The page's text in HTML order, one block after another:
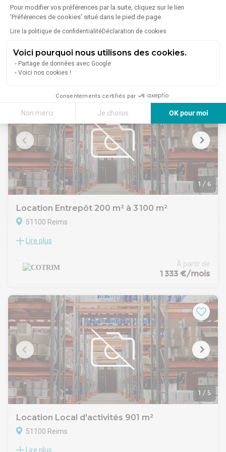
Pour modifier vos préférences par la suite, cliquez sur le lien
'Préférences de cookies' situé dans le pied de page.
Lire la politique de confidentialitéDéclaration de cookies
Voici pourquoi nous utilisons des cookies.
Partage de données avec Google
Voici nos cookies !
Consentements certifiés par
Non merci Je choisis
OK pour moi
Axeptio consent
Plateforme de Gestion du Consentement : Personnalisez vos Options
Notre plateforme vous permet d'adapter et de gérer vos paramètres
51100 Reims
Farman Pompelle,, bâtiment de 1000 m² dont 250 m² de
Quai élévateur, porte PL, parking VL et accès PL spécifique.
Hauteur 7m avec chauffage gaz.
Lire plus
1 / 6
Location Entrepôt 200 m² à 3 100 m²
51100 Reims
Site à usage industriel et d'activités artisanales, développant
Les lots se découpent "à la carte" et selon vos besoins
spécifiques, à partir de 200 m² d'entrepôt + bureaux.
disponibles.
Lire plus
À partir de
1 333 €/mois
1 / 5
Location Local d'activités 901 m²
51100 Reims
Lire plus